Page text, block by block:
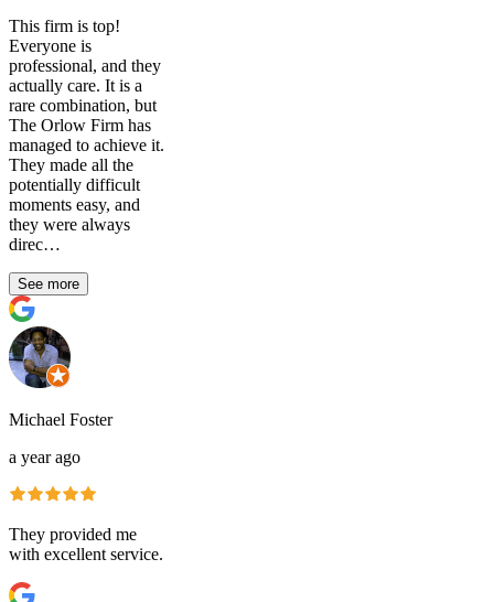
This firm is top!
Everyone is
professional, and they
actually care. It is a
rare combination, but
The Orlow Firm has
managed to achieve it.
They made all the
potentially difficult
moments easy, and
they were always
direc…
See more
Michael Foster
a year ago
They provided me
with excellent service.